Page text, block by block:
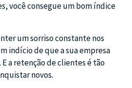
você consegue um bom índice
um sorriso constante nos
indício de que a sua empresa
a retenção de clientes é tão
novos.